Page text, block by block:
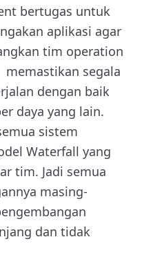
bertugas untuk
aplikasi agar
tim operation
segala
dengan baik
daya yang lain.
sistem
Waterfall yang
tim. Jadi semua
masing-
dan tidak